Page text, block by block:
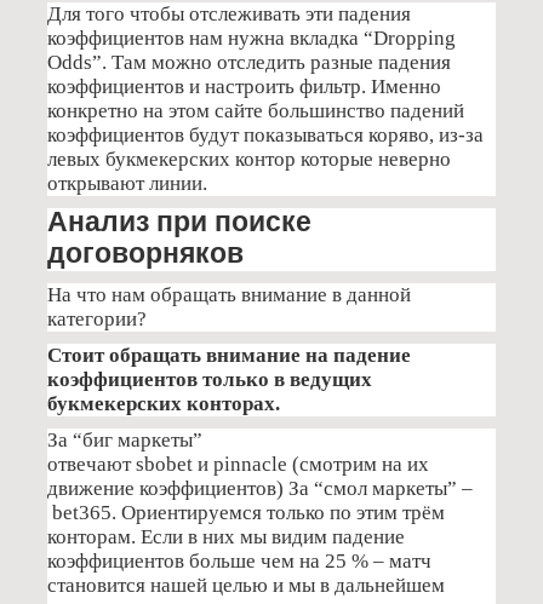
Для того чтобы отслеживать эти падения
коэффициентов нам нужна вкладка “Dropping
Odds”. Там можно отследить разные падения
коэффициентов и настроить фильтр. Именно
конкретно на этом сайте большинство падений
коэффициентов будут показываться коряво, из-за
левых букмекерских контор которые неверно
открывают линии.
Анализ при поиске
договорняков
На что нам обращать внимание в данной
категории?
Стоит обращать внимание на падение
коэффициентов только в ведущих
букмекерских конторах.
За “биг маркеты”
отвечают sbobet и pinnacle (смотрим на их
движение коэффициентов) За “смол маркеты” –
bet365. Ориентируемся только по этим трём
конторам. Если в них мы видим падение
коэффициентов больше чем на 25 % – матч
становится нашей целью и мы в дальнейшем